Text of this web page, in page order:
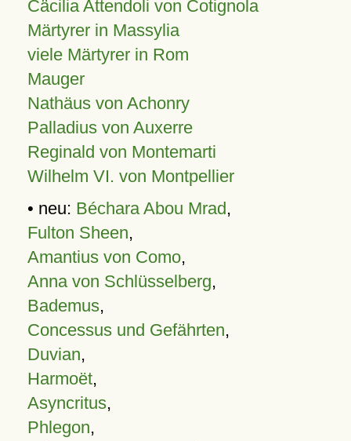
Cäcilia Attendoli von Cotignola
Märtyrer in Massylia
viele Märtyrer in Rom
Mauger
Nathäus von Achonry
Palladius von Auxerre
Reginald von Montemarti
Wilhelm VI. von Montpellier
• neu: Béchara Abou Mrad,
Fulton Sheen,
Amantius von Como,
Anna von Schlüsselberg,
Bademus,
Concessus und Gefährten,
Duvian,
Harmoët,
Asyncritus,
Phlegon,